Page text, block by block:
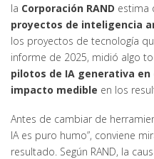
la Corporación RAND estima
proyectos de inteligencia
los proyectos de tecnología
informe de 2025, midió algo
pilotos de IA generativa
impacto medible en los
Antes de cambiar de
IA es puro humo”, conviene
resultado. Según RAND, la